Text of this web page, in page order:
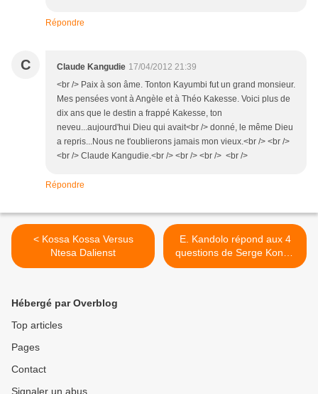
Répondre
C Claude Kangudie 17/04/2012 21:39
<br /> Paix à son âme. Tonton Kayumbi fut un grand monsieur.
Mes pensées vont à Angèle et à Théo Kakesse. Voici plus de
dix ans que le destin a frappé Kakesse, ton
neveu...aujourd'hui Dieu qui avait<br /> donné, le même Dieu
a repris...Nous ne t'oublierons jamais mon vieux.<br /> <br />
<br /> Claude Kangudie.<br /> <br /> <br /> <br />
Répondre
< Kossa Kossa Versus
Ntesa Dalienst
E. Kandolo répond aux 4
questions de Serge Kongo
na biso >
Hébergé par Overblog
Top articles
Pages
Contact
Signaler un abus